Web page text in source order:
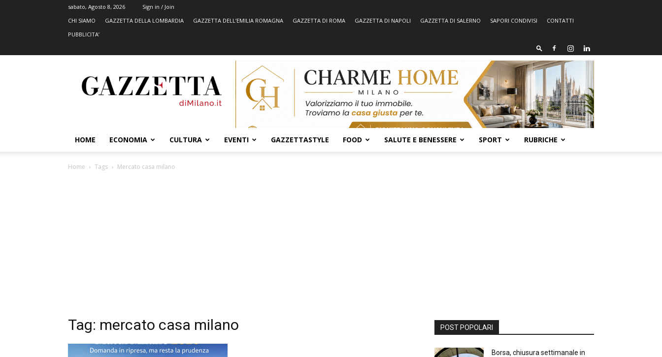
sabato, Agosto 8, 2026
Sign in / Join
CHI SIAMO
GAZZETTA DELLA LOMBARDIA GAZZETTA DELL’EMILIA ROMAGNA GAZZETTA DI ROMA GAZZETTA DI NAPOLI GAZZETTA DI SALERNO SAPORI CONDIVISI
CONTATTI
PUBBLICITA’
HOME ECONOMIA CULTURA EVENTI GAZZETTASTYLE FOOD SALUTE E BENESSERE SPORT RUBRICHE
Home Tags Mercato casa milano
Tag: mercato casa milano POST POPOLARI
Borsa, chiusura settimanale in